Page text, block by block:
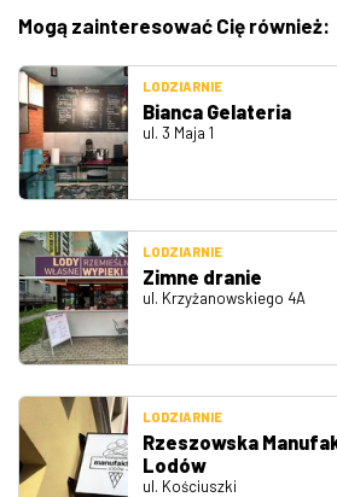
Mogą zainteresować Cię również:
LODZIARNIE
Bianca Gelateria
ul. 3 Maja 1
LODZIARNIE
Zimne dranie
ul. Krzyżanowskiego 4A
LODZIARNIE
Rzeszowska
Lodów
ul. Kościuszki